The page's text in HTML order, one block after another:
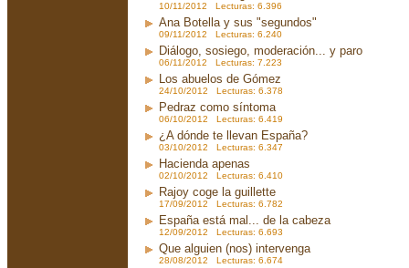
10/11/2012 Lecturas: 6.396
Ana Botella y sus "segundos"
09/11/2012 Lecturas: 6.240
Diálogo, sosiego, moderación... y paro
06/11/2012 Lecturas: 7.223
Los abuelos de Gómez
24/10/2012 Lecturas: 6.378
Pedraz como síntoma
06/10/2012 Lecturas: 6.419
¿A dónde te llevan España?
03/10/2012 Lecturas: 6.347
Hacienda apenas
02/10/2012 Lecturas: 6.410
Rajoy coge la guillette
17/09/2012 Lecturas: 6.782
España está mal... de la cabeza
12/09/2012 Lecturas: 6.693
Que alguien (nos) intervenga
28/08/2012 Lecturas: 6.674